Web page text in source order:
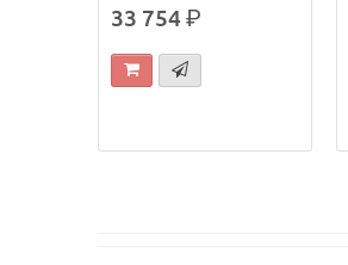
33 754р.